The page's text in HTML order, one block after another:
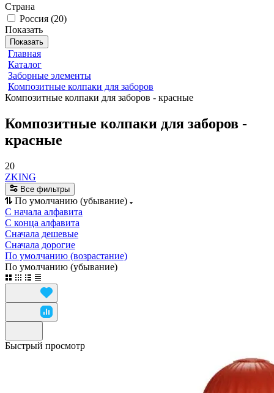
Страна
Россия (20)
Показать
Показать
Главная
Каталог
Заборные элементы
Композитные колпаки для заборов
Композитные колпаки для заборов - красные
Композитные колпаки для заборов -
красные
20
ZKING
Все фильтры
По умолчанию (убывание)
С начала алфавита
С конца алфавита
Сначала дешевые
Сначала дорогие
По умолчанию (возрастание)
По умолчанию (убывание)
Быстрый просмотр